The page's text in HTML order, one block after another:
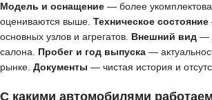
Модель и оснащение — более
оцениваются выше. Техническое состояние
основных узлов и агрегатов. Внешний вид —
салона. Пробег и год выпуска —
рынке. Документы — чистая история и
С какими автомобилями работаем